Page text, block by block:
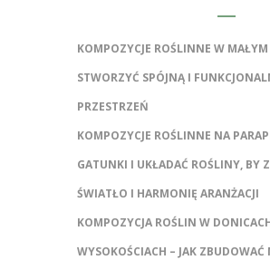
KOMPOZYCJE ROŚLINNE W
STWORZYĆ SPÓJNĄ I
PRZESTRZEŃ
KOMPOZYCJE ROŚLINNE NA
GATUNKI I UKŁADAĆ ROŚLINY, BY
ŚWIATŁO I HARMONIĘ ARANŻACJI
KOMPOZYCJA ROŚLIN W
WYSOKOŚCIACH – JAK